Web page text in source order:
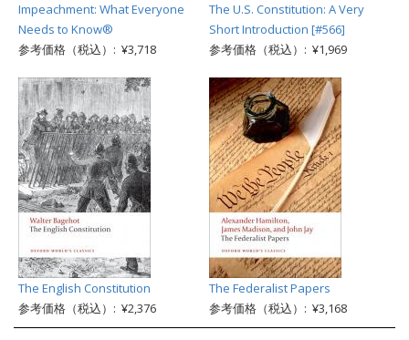
Impeachment: What Everyone
Needs to Know®
参考価格（税込）: ¥3,718
The U.S. Constitution: A Very
Short Introduction [#566]
参考価格（税込）: ¥1,969
The English Constitution
参考価格（税込）: ¥2,376
The Federalist Papers
参考価格（税込）: ¥3,168